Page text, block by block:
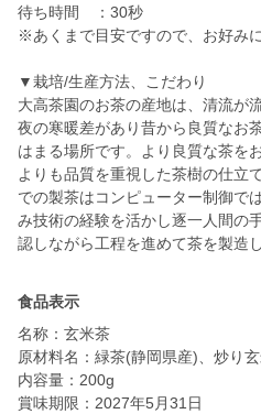
待ち時間 ：30秒
※あくまで目安ですので、お好み
▼栽培/生産方法、こだわり
大高茶園のお茶の産地は、清流が
夜の寒暖差があり昔から良質なお
はまる場所です。より良質な茶を
よりも品質を重視した茶樹の仕立
での製茶はコンピューター制御で
み技術の経験を活かし逐一人間の
認しながら工程を進めて茶を製造
食品表示
名称：玄米茶
原材料名：緑茶(静岡県産)、炒り
内容量：200g
賞味期限：2027年5月31日